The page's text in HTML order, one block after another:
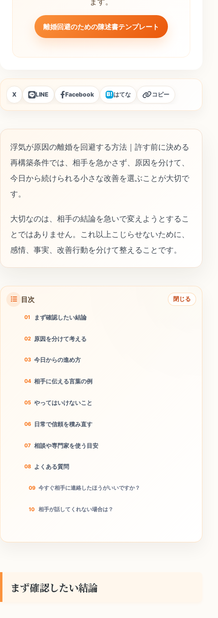
離婚回避のための陳述書テンプレート
X LINE Facebook B!はてな コピー
浮気が原因の離婚を回避する方法｜許す前に決める
再構築条件では、相手を急かさず、原因を分けて、
今日から続けられる小さな改善を選ぶことが大切で
す。
大切なのは、相手の結論を急いで変えようとするこ
とではありません。これ以上こじらせないために、
感情、事実、改善行動を分けて整えることです。
目次 閉じる
まず確認したい結論
原因を分けて考える
今日からの進め方
相手に伝える言葉の例
やってはいけないこと
日常で信頼を積み直す
相談や専門家を使う目安
よくある質問
今すぐ相手に連絡したほうがいいですか？
相手が話してくれない場合は？
まず確認したい結論